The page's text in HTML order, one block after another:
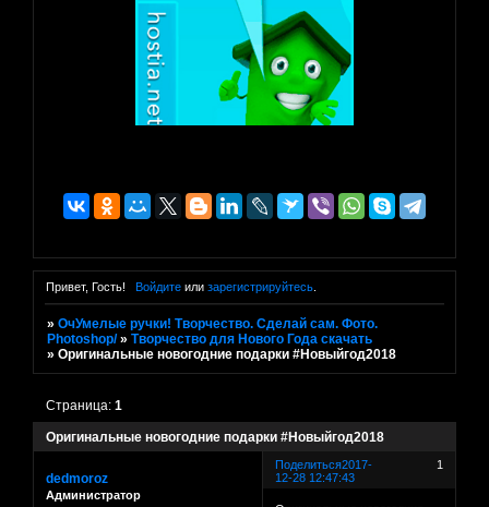
Привет, Гость! Войдитеили зарегистрируйтесь.
»ОчУмелые ручки! Творчество. Сделай сам. Фото.
Photoshop/ »Творчество для Нового Года скачать
»Оригинальные новогодние подарки #Новыйгод2018
Оригинальные новогодние подарки #Новыйгод2018
Страница:1
Поделиться 1
2017-
12-28 12:47:43
dedmoroz
Администратор